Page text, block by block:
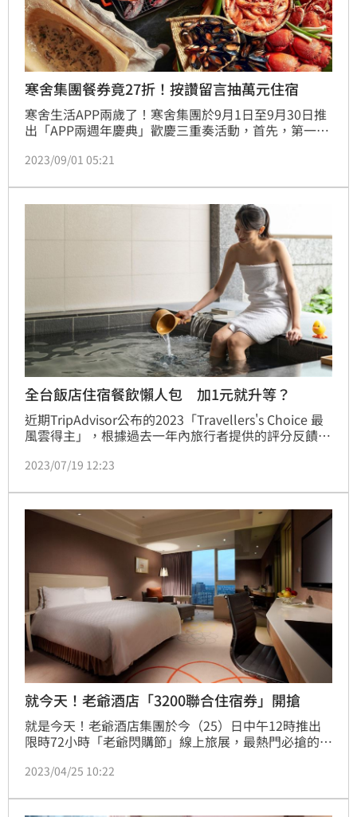
寒舍集團餐券竟27折！按讚留言抽萬元住宿
寒舍生活APP兩歲了！寒舍集團於9月1日至9月30日推
出「APP兩週年慶典」歡慶三重奏活動，首先，第一重
月每週三APP會員日當天下午2點開賣，搶購十二廚、
二重：9月期間註冊成為會員，立即贈送「會員禮200
元餐飲電子抵用券」，可至集團14間指定餐廳與酒吧使
用，大啖各式異國美饌。第三重：9月期間參加台北
2023/09/01 05:21
全台飯店住宿餐飲懶人包 加1元就升等？
近期TripAdvisor公布的2023「Travellers's Choice 最
風雲得主」，根據過去一年內旅行者提供的評分反饋選
最風雲得主飯店，酒店為感謝每位旅客的支持與肯定，
周四入住，即可享有加1元升等河景客房，本優惠每日
限量五間，以及官網線上訂房加購限定。
2023/07/19 12:23
就今天！老爺酒店「3200聯合住宿券」開搶
就是今天！老爺酒店集團於今（25）日中午12時推出
限時72小時「老爺閃購節」線上旅展，最熱門必搶的
用的「1,880元聯合餐飲券」通通有，趕緊設好鬧鐘，
2023/04/25 10:22